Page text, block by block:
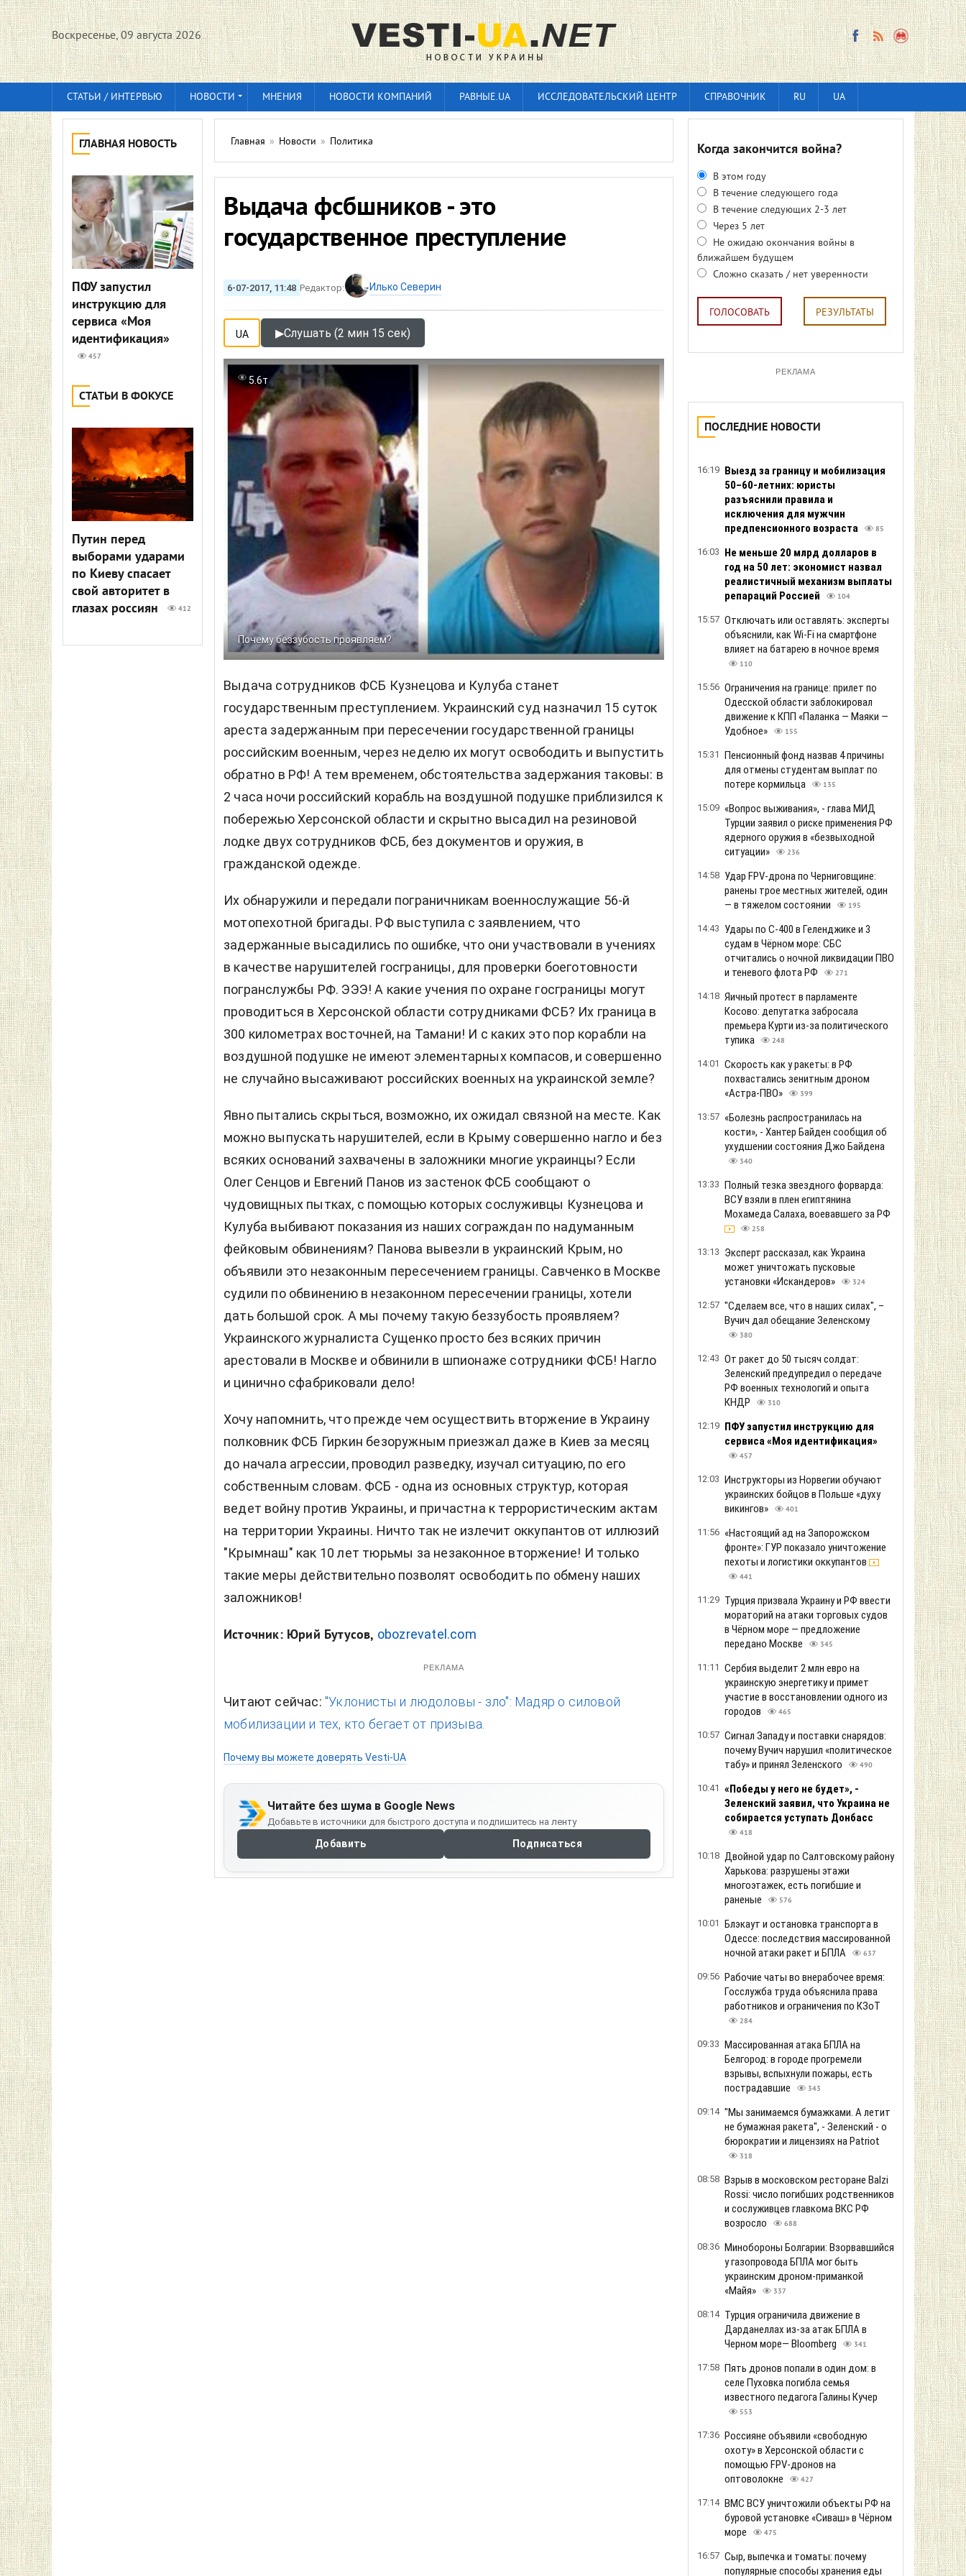
Воскресенье, 09 августа 2026
СТАТЬИ / ИНТЕРВЬЮ НОВОСТИ МНЕНИЯ НОВОСТИ КОМПАНИЙ РАВНЫЕ.UA ИССЛЕДОВАТЕЛЬСКИЙ ЦЕНТР СПРАВОЧНИК RU UA
ГЛАВНАЯ НОВОСТЬ
ПФУ запустил
инструкцию для
сервиса «Моя
идентификация»
457
СТАТЬИ В ФОКУСЕ
Путин перед
выборами ударами
по Киеву спасает
свой авторитет в
глазах россиян
412
Главная » Новости » Политика
Выдача фсбшников - это
государственное преступление
6-07-2017, 11:48 Редактор: Илько Северин
UA ▶Слушать (2 мин 15 сек)
Почему беззубость проявляем?
5.6т
Выдача сотрудников ФСБ Кузнецова и Кулуба станет
государственным преступлением. Украинский суд назначил 15 суток
ареста задержанным при пересечении государственной границы
российским военным, через неделю их могут освободить и выпустить
обратно в РФ! А тем временем, обстоятельства задержания таковы: в
2 часа ночи российский корабль на воздушной подушке приблизился к
побережью Херсонской области и скрытно высадил на резиновой
лодке двух сотрудников ФСБ, без документов и оружия, в
гражданской одежде.
Их обнаружили и передали пограничникам военнослужащие 56-й
мотопехотной бригады. РФ выступила с заявлением, что
задержанные высадились по ошибке, что они участвовали в учениях
в качестве нарушителей госграницы, для проверки боеготовности
погранслужбы РФ. ЭЭЭ! А какие учения по охране госграницы могут
проводиться в Херсонской области сотрудниками ФСБ? Их граница в
300 километрах восточней, на Тамани! И с каких это пор корабли на
воздушной подушке не имеют элементарных компасов, и совершенно
не случайно высаживают российских военных на украинской земле?
Явно пытались скрыться, возможно, их ожидал связной на месте. Как
можно выпускать нарушителей, если в Крыму совершенно нагло и без
всяких оснований захвачены в заложники многие украинцы? Если
Олег Сенцов и Евгений Панов из застенок ФСБ сообщают о
чудовищных пытках, с помощью которых сослуживцы Кузнецова и
Кулуба выбивают показания из наших сограждан по надуманным
фейковым обвинениям? Панова вывезли в украинский Крым, но
объявили это незаконным пересечением границы. Савченко в Москве
судили по обвинению в незаконном пересечении границы, хотели
дать большой срок. А мы почему такую беззубость проявляем?
Украинского журналиста Сущенко просто без всяких причин
арестовали в Москве и обвинили в шпионаже сотрудники ФСБ! Нагло
и цинично сфабриковали дело!
Хочу напомнить, что прежде чем осуществить вторжение в Украину
полковник ФСБ Гиркин безоружным приезжал даже в Киев за месяц
до начала агрессии, проводил разведку, изучал ситуацию, по его
собственным словам. ФСБ - одна из основных структур, которая
ведет войну против Украины, и причастна к террористическим актам
на территории Украины. Ничто так не излечит оккупантов от иллюзий
"Крымнаш" как 10 лет тюрьмы за незаконное вторжение! И только
такие меры действительно позволят освободить по обмену наших
заложников!
Источник: Юрий Бутусов, obozrevatel.com
РЕКЛАМА
Читают сейчас: "Уклонисты и людоловы - зло": Мадяр о силовой
мобилизации и тех, кто бегает от призыва.
Почему вы можете доверять Vesti-UA
Читайте без шума в Google News
Добавьте в источники для быстрого доступа и подпишитесь на ленту
Добавить Подписаться
Когда закончится война?
В этом году
В течение следующего года
В течение следующих 2-3 лет
Через 5 лет
Не ожидаю окончания войны в
ближайшем будущем
Сложно сказать / нет уверенности
ГОЛОСОВАТЬ РЕЗУЛЬТАТЫ
РЕКЛАМА
ПОСЛЕДНИЕ НОВОСТИ
16:19 Выезд за границу и мобилизация
50–60-летних: юристы
разъяснили правила и
исключения для мужчин
предпенсионного возраста
85
16:03 Не меньше 20 млрд долларов в
год на 50 лет: экономист назвал
реалистичный механизм выплаты
репараций Россией
104
15:57 Отключать или оставлять: эксперты
объяснили, как Wi-Fi на смартфоне
влияет на батарею в ночное время
110
15:56 Ограничения на границе: прилет по
Одесской области заблокировал
движение к КПП «Паланка — Маяки —
Удобное»
155
15:31 Пенсионный фонд назвав 4 причины
для отмены студентам выплат по
потере кормильца
135
15:09 «Вопрос выживания», - глава МИД
Турции заявил о риске применения РФ
ядерного оружия в «безвыходной
ситуации»
236
14:58 Удар FPV-дрона по Черниговщине:
ранены трое местных жителей, один
— в тяжелом состоянии
195
14:43 Удары по С-400 в Геленджике и 3
судам в Чёрном море: СБС
отчитались о ночной ликвидации ПВО
и теневого флота РФ
271
14:18 Яичный протест в парламенте
Косово: депутатка забросала
премьера Курти из-за политического
тупика
248
14:01 Скорость как у ракеты: в РФ
похвастались зенитным дроном
«Астра-ПВО»
399
13:57 «Болезнь распространилась на
кости», - Хантер Байден сообщил об
ухудшении состояния Джо Байдена
340
13:33 Полный тезка звездного форварда:
ВСУ взяли в плен египтянина
Мохамеда Салаха, воевавшего за РФ
258
13:13 Эксперт рассказал, как Украина
может уничтожать пусковые
установки «Искандеров»
324
12:57 "Сделаем все, что в наших силах", –
Вучич дал обещание Зеленскому
380
12:43 От ракет до 50 тысяч солдат:
Зеленский предупредил о передаче
РФ военных технологий и опыта
КНДР
310
12:19 ПФУ запустил инструкцию для
сервиса «Моя идентификация»
457
12:03 Инструкторы из Норвегии обучают
украинских бойцов в Польше «духу
викингов»
401
11:56 «Настоящий ад на Запорожском
фронте»: ГУР показало уничтожение
пехоты и логистики оккупантов
441
11:29 Турция призвала Украину и РФ ввести
мораторий на атаки торговых судов
в Чёрном море — предложение
передано Москве
345
11:11 Сербия выделит 2 млн евро на
украинскую энергетику и примет
участие в восстановлении одного из
городов
465
10:57 Сигнал Западу и поставки снарядов:
почему Вучич нарушил «политическое
табу» и принял Зеленского
490
10:41 «Победы у него не будет», -
Зеленский заявил, что Украина не
собирается уступать Донбасс
418
10:18 Двойной удар по Салтовскому району
Харькова: разрушены этажи
многоэтажек, есть погибшие и
раненые
576
10:01 Блэкаут и остановка транспорта в
Одессе: последствия массированной
ночной атаки ракет и БПЛА
637
09:56 Рабочие чаты во внерабочее время:
Госслужба труда объяснила права
работников и ограничения по КЗоТ
284
09:33 Массированная атака БПЛА на
Белгород: в городе прогремели
взрывы, вспыхнули пожары, есть
пострадавшие
343
09:14 "Мы занимаемся бумажками. А летит
не бумажная ракета", - Зеленский - о
бюрократии и лицензиях на Patriot
318
08:58 Взрыв в московском ресторане Balzi
Rossi: число погибших родственников
и сослуживцев главкома ВКС РФ
возросло
688
08:36 Минобороны Болгарии: Взорвавшийся
у газопровода БПЛА мог быть
украинским дроном-приманкой
«Майя»
337
08:14 Турция ограничила движение в
Дарданеллах из-за атак БПЛА в
Черном море— Bloomberg
341
17:58 Пять дронов попали в один дом: в
селе Пуховка погибла семья
известного педагога Галины Кучер
553
17:36 Россияне объявили «свободную
охоту» в Херсонской области с
помощью FPV-дронов на
оптоволокне
427
17:14 ВМС ВСУ уничтожили объекты РФ на
буровой установке «Сиваш» в Чёрном
море
475
16:57 Сыр, выпечка и томаты: почему
популярные способы хранения еды